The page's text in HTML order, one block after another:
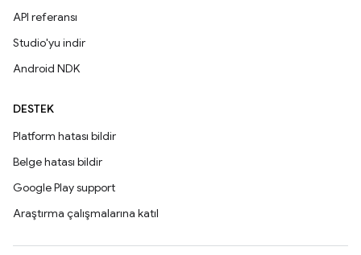
API referansı
Studio'yu indir
Android NDK
DESTEK
Platform hatası bildir
Belge hatası bildir
Google Play support
Araştırma çalışmalarına katıl